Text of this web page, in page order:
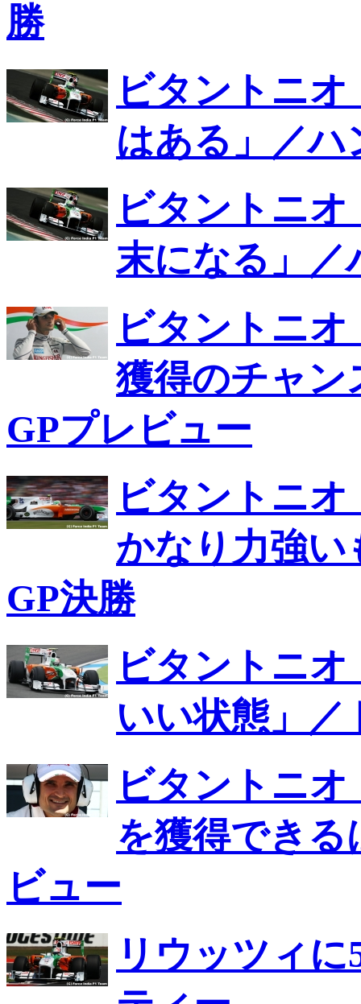
勝
ビタントニ
はある」／ハ
ビタントニ
末になる」／
ビタントニ
獲得のチャン
GPプレビュー
ビタントニ
かなり力強い
GP決勝
ビタントニ
いい状態」／
ビタントニ
を獲得でき
ビュー
リウッツィ